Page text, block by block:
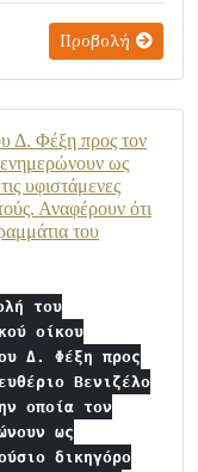
Προβολή
Δ. Φέξη προς τον
ενημερώνουν ως
υφιστάμενες
Αναφέρουν ότι
του
του
οίκου
Δ. Φέξη προς
Βενιζέλο
οποία τον
ως
δικηγόρο